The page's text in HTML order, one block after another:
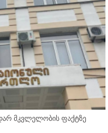
მკვლელობის ფაქტზე